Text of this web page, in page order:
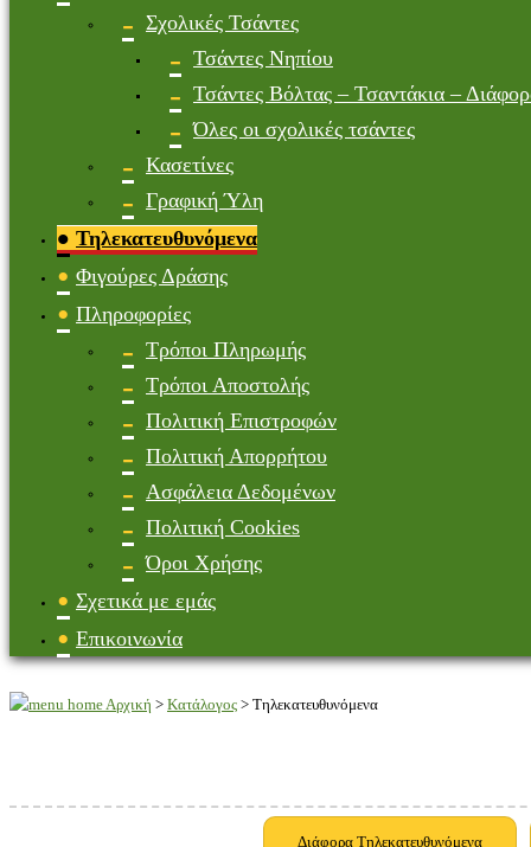
Σχολικές Τσάντες
Τσάντες Νηπίου
Τσάντες Βόλτας – Τσαντάκια –
Όλες οι σχολικές τσάντες
Κασετίνες
Γραφική Ύλη
Τηλεκατευθυνόμενα
Φιγούρες Δράσης
Πληροφορίες
Τρόποι Πληρωμής
Τρόποι Αποστολής
Πολιτική Επιστροφών
Πολιτική Απορρήτου
Ασφάλεια Δεδομένων
Πολιτική Cookies
Όροι Χρήσης
Σχετικά με εμάς
Επικοινωνία
Αρχική > Κατάλογος > Τηλεκατευθυνόμενα
Διάφορα Τηλεκατευθυνόμενα